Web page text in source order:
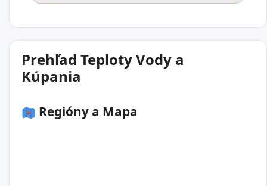
Prehľad Teploty Vody a
Kúpania
Regióny a Mapa